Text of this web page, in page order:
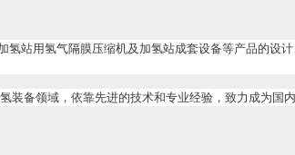
站用氢气隔膜压缩机及加氢站成套设备等产品的设
备领域，依靠先进的技术和专业经验，致力成为国